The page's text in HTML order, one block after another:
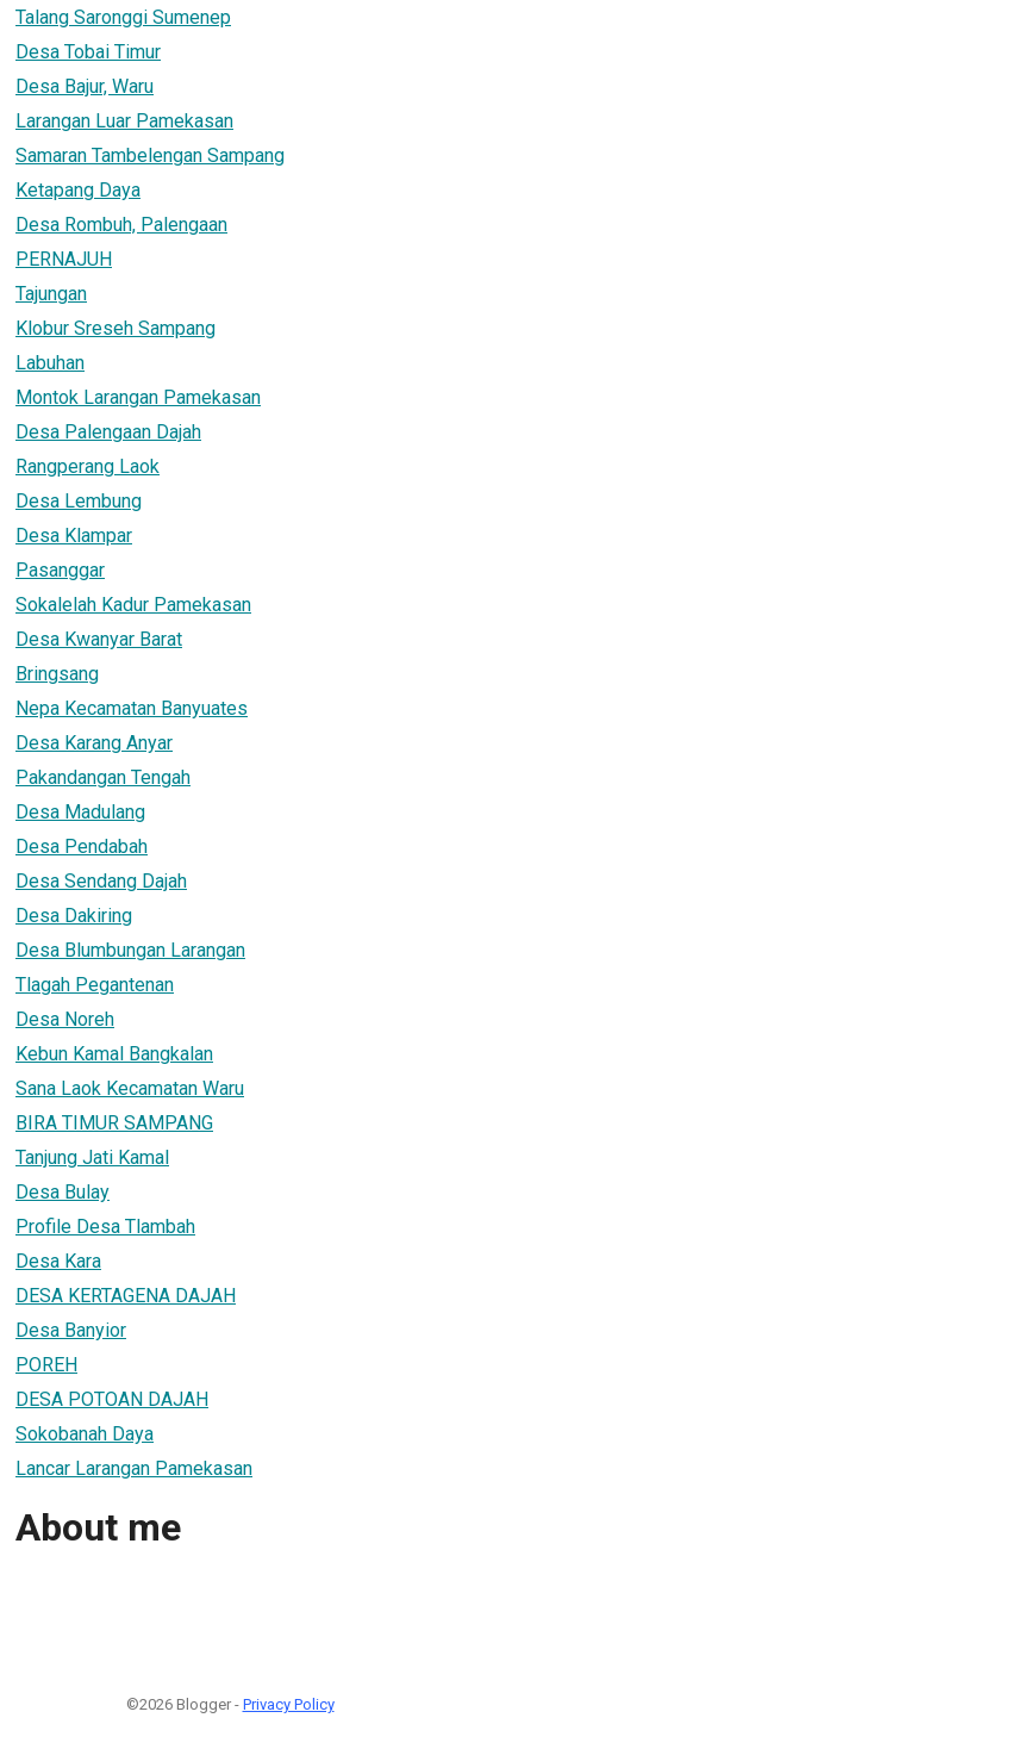
Talang Saronggi Sumenep
Desa Tobai Timur
Desa Bajur, Waru
Larangan Luar Pamekasan
Samaran Tambelengan Sampang
Ketapang Daya
Desa Rombuh, Palengaan
PERNAJUH
Tajungan
Klobur Sreseh Sampang
Labuhan
Montok Larangan Pamekasan
Desa Palengaan Dajah
Rangperang Laok
Desa Lembung
Desa Klampar
Pasanggar
Sokalelah Kadur Pamekasan
Desa Kwanyar Barat
Bringsang
Nepa Kecamatan Banyuates
Desa Karang Anyar
Pakandangan Tengah
Desa Madulang
Desa Pendabah
Desa Sendang Dajah
Desa Dakiring
Desa Blumbungan Larangan
Tlagah Pegantenan
Desa Noreh
Kebun Kamal Bangkalan
Sana Laok Kecamatan Waru
BIRA TIMUR SAMPANG
Tanjung Jati Kamal
Desa Bulay
Profile Desa Tlambah
Desa Kara
DESA KERTAGENA DAJAH
Desa Banyior
POREH
DESA POTOAN DAJAH
Sokobanah Daya
Lancar Larangan Pamekasan
About me
©2026 Blogger - Privacy Policy